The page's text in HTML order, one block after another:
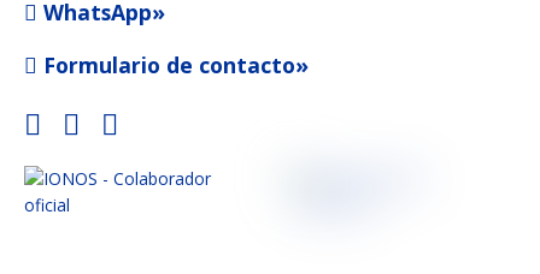
WhatsApp»
Formulario de contacto»